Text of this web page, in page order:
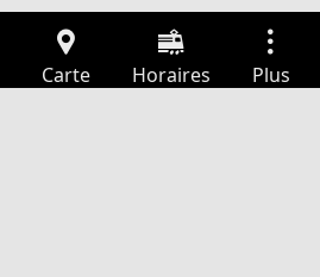
Carte Horaires Plus